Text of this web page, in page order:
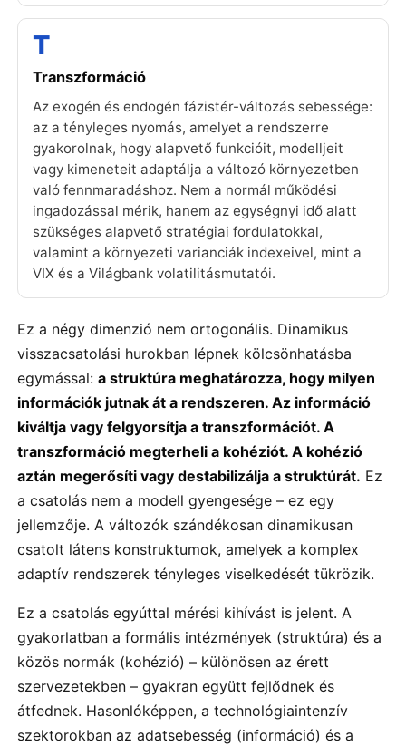
T
Transzformáció
Az exogén és endogén fázistér-változás sebessége:
az a tényleges nyomás, amelyet a rendszerre
gyakorolnak, hogy alapvető funkcióit, modelljeit
vagy kimeneteit adaptálja a változó környezetben
való fennmaradáshoz. Nem a normál működési
ingadozással mérik, hanem az egységnyi idő alatt
szükséges alapvető stratégiai fordulatokkal,
valamint a környezeti varianciák indexeivel, mint a
VIX és a Világbank volatilitásmutatói.
Ez a négy dimenzió nem ortogonális. Dinamikus
visszacsatolási hurokban lépnek kölcsönhatásba
egymással: a struktúra meghatározza, hogy milyen
információk jutnak át a rendszeren. Az információ
kiváltja vagy felgyorsítja a transzformációt. A
transzformáció megterheli a kohéziót. A kohézió
aztán megerősíti vagy destabilizálja a struktúrát. Ez
a csatolás nem a modell gyengesége – ez egy
jellemzője. A változók szándékosan dinamikusan
csatolt látens konstruktumok, amelyek a komplex
adaptív rendszerek tényleges viselkedését tükrözik.
Ez a csatolás egyúttal mérési kihívást is jelent. A
gyakorlatban a formális intézmények (struktúra) és a
közös normák (kohézió) – különösen az érett
szervezetekben – gyakran együtt fejlődnek és
átfednek. Hasonlóképpen, a technológiaintenzív
szektorokban az adatsebesség (információ) és a